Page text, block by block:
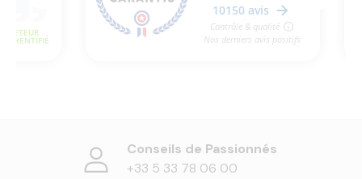
Conseils de Passionnés
+33 5 33 78 06 00